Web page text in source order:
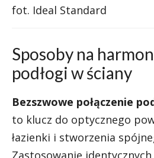
fot. Ideal Standard
Sposoby na
podłogi w ściany
Bezszwowe połączenie
to klucz do optycznego
łazienki i stworzenia
Zastosowanie